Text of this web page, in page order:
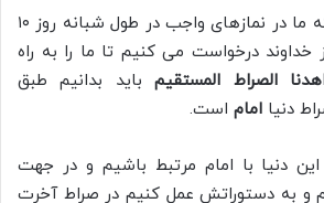
وی گفت: همانطوری که ما در نمازهای واجب در طول شبانه روز ۱۰
خداوند درخواست می کنیم تا ما را به راه
الصراط المستقیمباید بدانیم طبق
دنیا امام است.
این دنیا با امام مرتبط باشیم و در جهت
و به دستوراتش عمل کنیم در صراط آخرت